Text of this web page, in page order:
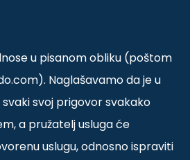
u pisanom obliku (poštom
Naglašavamo da je u
svoj prigovor svakako
a pružatelj usluga će
uslugu, odnosno ispraviti